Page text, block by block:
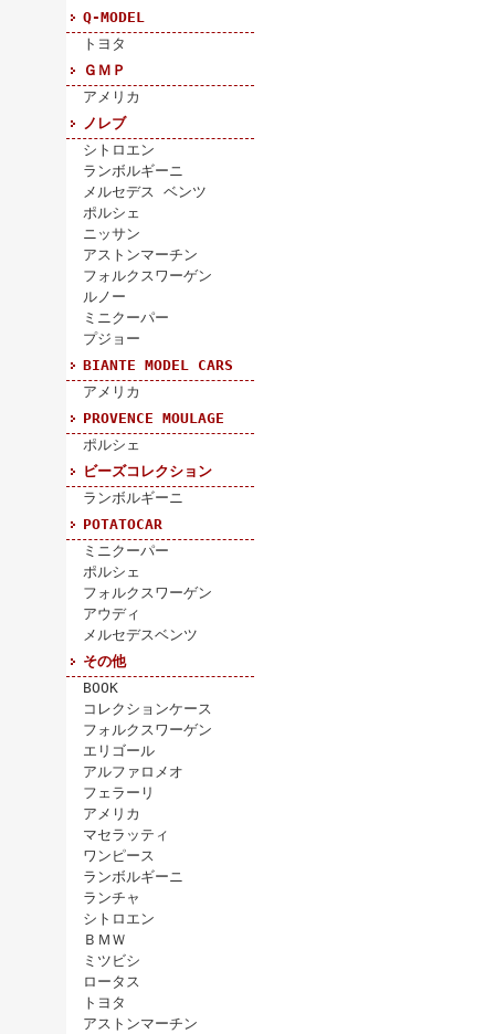
Q-MODEL
トヨタ
ＧＭＰ
アメリカ
ノレブ
シトロエン
ランボルギーニ
メルセデス ベンツ
ポルシェ
ニッサン
アストンマーチン
フォルクスワーゲン
ルノー
ミニクーパー
プジョー
BIANTE MODEL CARS
アメリカ
PROVENCE MOULAGE
ポルシェ
ビーズコレクション
ランボルギーニ
POTATOCAR
ミニクーパー
ポルシェ
フォルクスワーゲン
アウディ
メルセデスベンツ
その他
BOOK
コレクションケース
フォルクスワーゲン
エリゴール
アルファロメオ
フェラーリ
アメリカ
マセラッティ
ワンピース
ランボルギーニ
ランチャ
シトロエン
ＢＭＷ
ミツビシ
ロータス
トヨタ
アストンマーチン